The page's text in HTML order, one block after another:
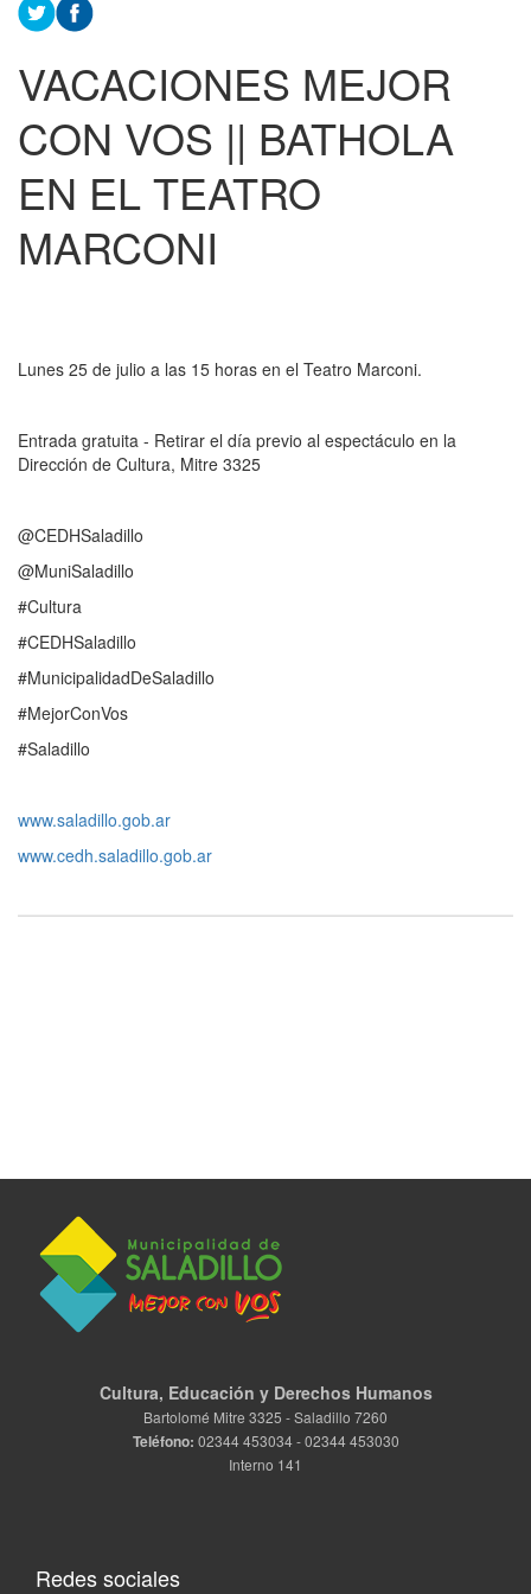
VACACIONES MEJOR
CON VOS || BATHOLA
EN EL TEATRO
MARCONI
Lunes 25 de julio a las 15 horas en el Teatro Marconi.
Entrada gratuita - Retirar el día previo al espectáculo en la
Dirección de Cultura, Mitre 3325
@CEDHSaladillo
@MuniSaladillo
#Cultura
#CEDHSaladillo
#MunicipalidadDeSaladillo
#MejorConVos
#Saladillo
www.saladillo.gob.ar
www.cedh.saladillo.gob.ar
Cultura, Educación y Derechos Humanos
Bartolomé Mitre 3325 - Saladillo 7260
Teléfono: 02344 453034 - 02344 453030
Interno 141
Redes sociales